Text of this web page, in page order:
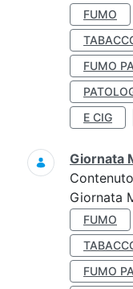
FUMO
FUMO
E CIG
Giornata
Giornata
FUMO
FUMO